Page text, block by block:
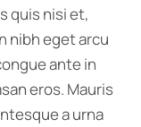
quis nisi et,
nibh eget arcu
ante in
eros. Mauris
a urna